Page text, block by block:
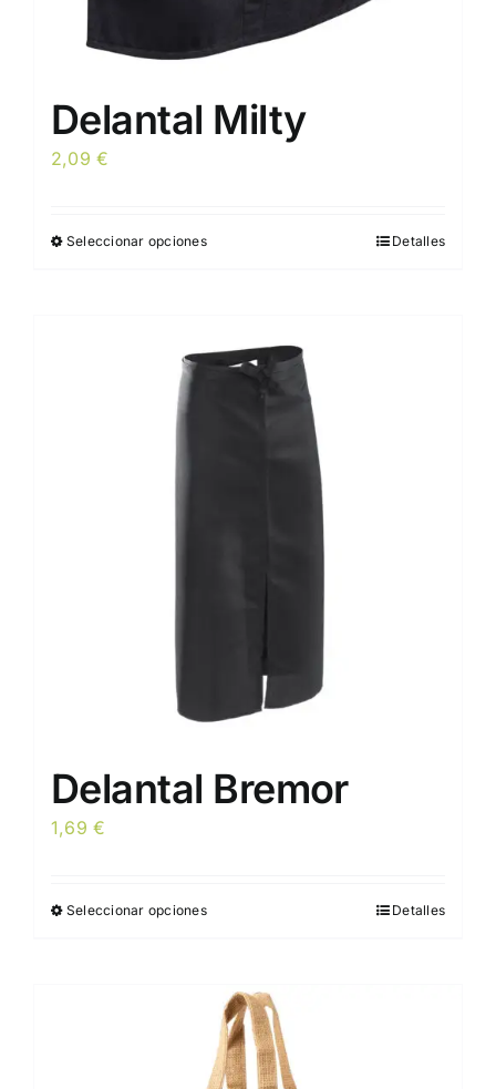
Delantal Milty
2,09€
Seleccionar opcionesEste
variantes.
Detalles
Delantal Bremor
1,69€
Seleccionar opcionesEste
múltiples
variantes.
Las
Detalles